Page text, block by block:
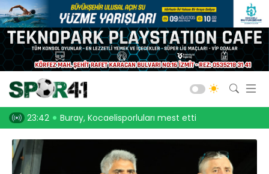
Kocaelisporluları mest etti 23:30 Onurcan Piri: Kocaeli Stadı’nın
Kocaelispor
Gölcük
Bld. Derince
Darıca GB.